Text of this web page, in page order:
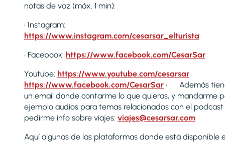
notas de voz (máx. 1 min):
• Instagram:
https://www.instagram.com/cesarsar_elturista
• Facebook: https://www.facebook.com/CesarSar
Youtube: https://www.youtube.com/cesarsar
https://www.facebook.com/CesarSar • Además
un email donde contarme lo que quieras, y mandarme
ejemplo audios para temas relacionados con el podcast
pedirme info sobre viajes: viajes@cesarsar.com
Aquí algunas de las plataformas donde está disponible